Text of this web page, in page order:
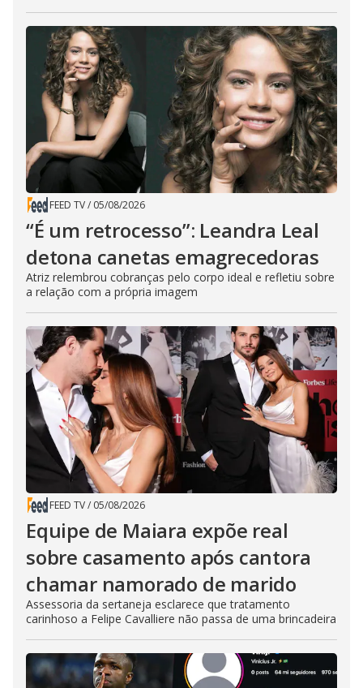
FEED TV/ 05/08/2026
“É um retrocesso”: Leandra Leal
detona canetas emagrecedoras
Atriz relembrou cobranças pelo corpo ideal e refletiu sobre
a relação com a própria imagem
FEED TV/ 05/08/2026
Equipe de Maiara expõe real
sobre casamento após cantora
chamar namorado de marido
Assessoria da sertaneja esclarece que tratamento
carinhoso a Felipe Cavalliere não passa de uma brincadeira